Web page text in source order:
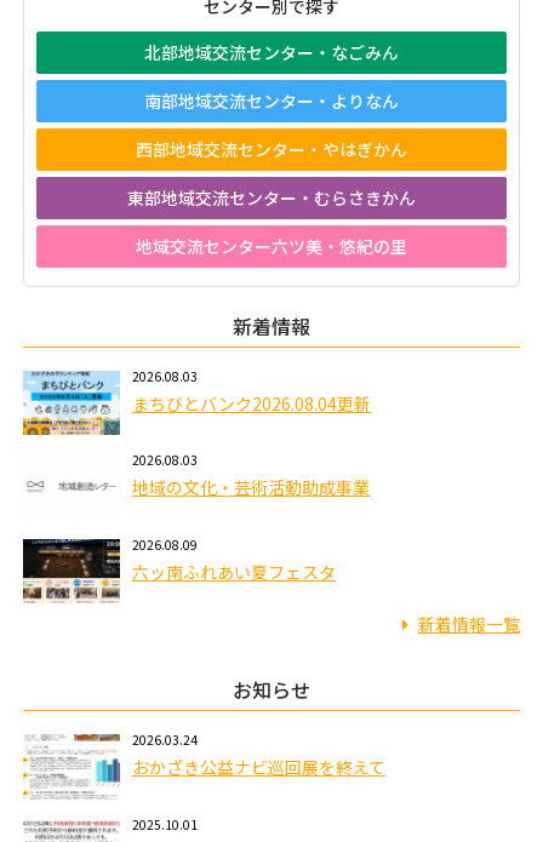
センター別で探す
北部地域交流センター・なごみん
南部地域交流センター・よりなん
西部地域交流センター・やはぎかん
東部地域交流センター・むらさきかん
地域交流センター六ツ美・悠紀の里
新着情報
2026.08.03
まちびとバンク2026.08.04更新
2026.08.03
地域の文化・芸術活動助成事業
2026.08.09
六ッ南ふれあい夏フェスタ
新着情報一覧
お知らせ
2026.03.24
おかざき公益ナビ巡回展を終えて
2025.10.01